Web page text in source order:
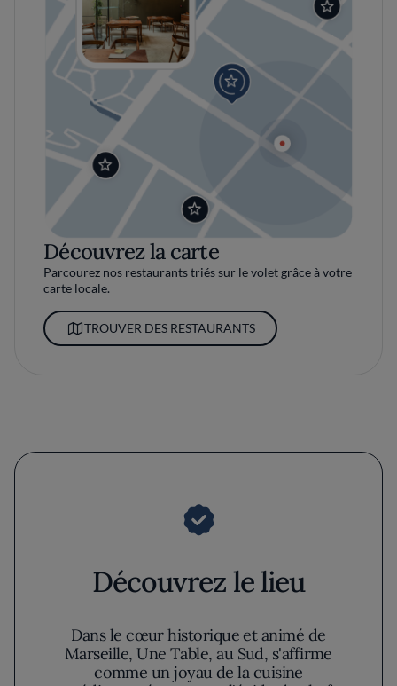
Découvrez la carte
Parcourez nos restaurants triés sur le volet grâce à votre
carte locale.
TROUVER DES RESTAURANTS
Découvrez le lieu
Dans le cœur historique et animé de
Marseille, Une Table, au Sud, s'affirme
comme un joyau de la cuisine